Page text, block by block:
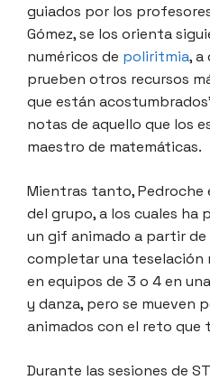
guiados por los
Gómez, se los orienta
numéricos de poliritmia, a
prueben otros recursos
que están
notas de aquello que los
maestro de matemáticas.
Mientras tanto,
del grupo, a los cuales ha
un gif animado a partir de
completar una teselación
en equipos de 3 o 4 en
y danza, pero se mueven
animados con el reto que
Durante las sesiones de